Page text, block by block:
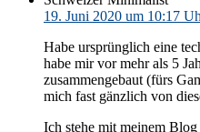
19. Juni 2020 um 10:17
Habe ursprünglich eine
habe mir vor mehr als 5
zusammengebaut (fürs
mich fast gänzlich von
Ich stehe mit meinem